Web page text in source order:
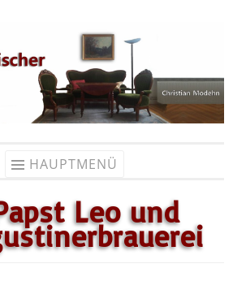
HAUPTMENÜ
Leo und